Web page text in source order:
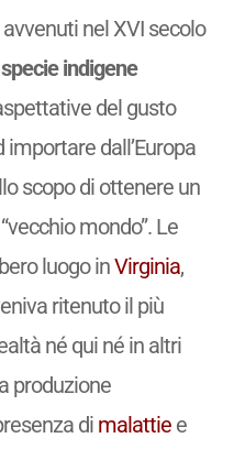
nel XVI secolo
specie indigene
del gusto
importare dall’Europa
scopo di ottenere un
mondo”. Le
luogo inVirginia,
ritenuto il più
né qui né in altri
produzione
di malattiee